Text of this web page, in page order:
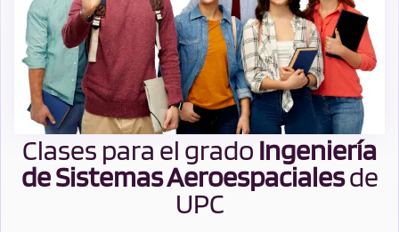
Clases para el grado Ingeniería
de Sistemas Aeroespacialesde
UPC